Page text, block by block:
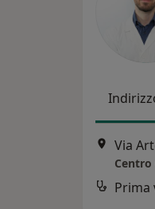
Via
Prima